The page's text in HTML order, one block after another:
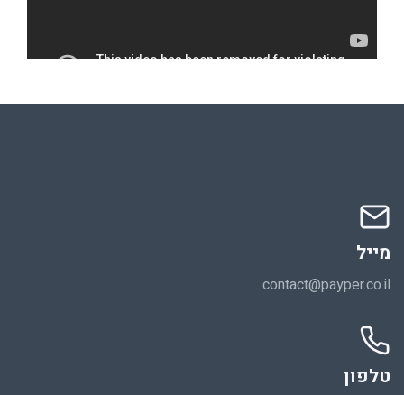
מייל
contact@payper.co.il
טלפון